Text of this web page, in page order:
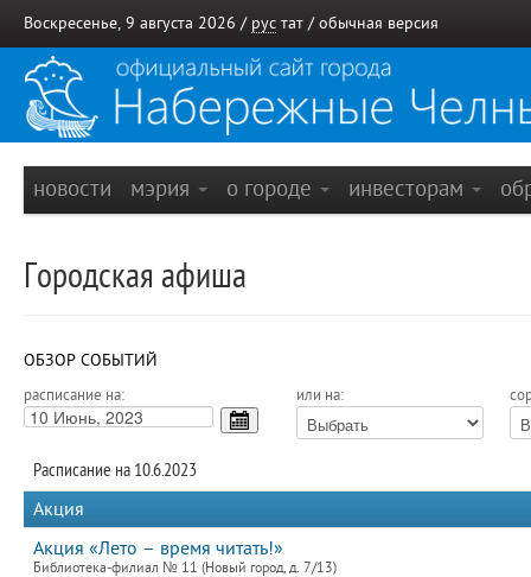
Воскресенье, 9 августа 2026 / рус тат / обычная версия
новости мэрия о городе инвесторам
Городская афиша
ОБЗОР СОБЫТИЙ
расписание на: или на:
Расписание на 10.6.2023
Акция
Акция «Лето – время читать!»
Библиотека-филиал № 11 (Новый город, д. 7/13)